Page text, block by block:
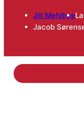
Jill Mehlbye
Jacob